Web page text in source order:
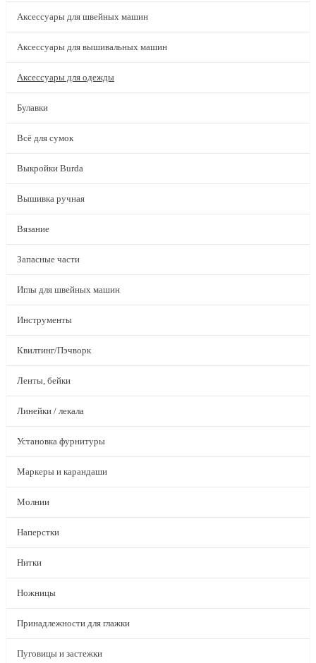
Аксессуары для швейных машин
Аксессуары для вышивальных машин
Аксессуары для одежды
Булавки
Всё для сумок
Выкройки Burda
Вышивка ручная
Вязание
Запасные части
Иглы для швейных машин
Инструменты
Квилтинг/Пэчворк
Ленты, бейки
Линейки / лекала
Установка фурнитуры
Маркеры и карандаши
Молнии
Наперстки
Нитки
Ножницы
Принадлежности для глажки
Пуговицы и застежки